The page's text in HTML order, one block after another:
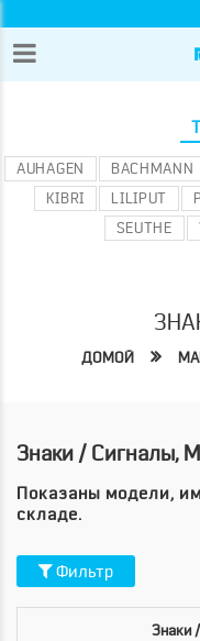
AUHAGEN BACHMANN
KIBRI
LILIPUT
SEUTHE
ДОМОЙ
Знаки / Сигналы,
Показаны модели,
складе.
Фильтр
Знаки